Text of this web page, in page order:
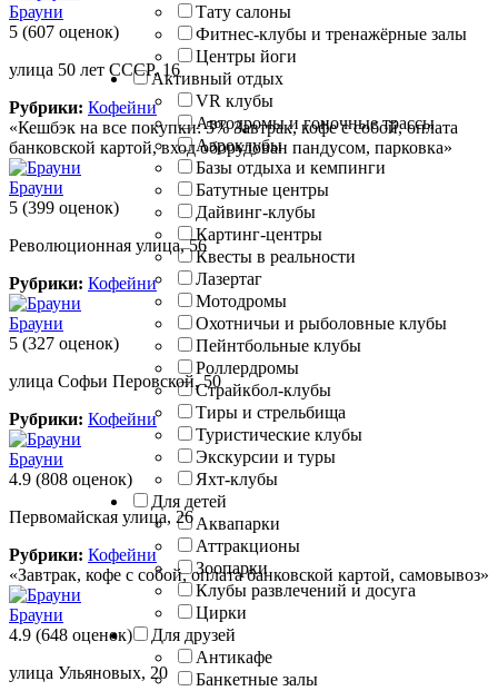
Тату салоны
Фитнес-клубы и тренажёрные залы
Центры йоги
Активный отдых
VR клубы
Автодромы и гоночные трассы
Аэроклубы
Базы отдыха и кемпинги
Батутные центры
Дайвинг-клубы
Картинг-центры
Квесты в реальности
Лазертаг
Мотодромы
Охотничьи и рыболовные клубы
Пейнтбольные клубы
Роллердромы
Страйкбол-клубы
Тиры и стрельбища
Туристические клубы
Экскурсии и туры
Яхт-клубы
Для детей
Аквапарки
Аттракционы
Зоопарки
Клубы развлечений и досуга
Цирки
Для друзей
Антикафе
Банкетные залы
Брауни
5 (607 оценок)
улица 50 лет СССР, 16
Рубрики: Кофейни
«Кешбэк на все покупки: 5% Завтрак, кофе с собой, оплата
банковской картой, вход оборудован пандусом, парковка»
Брауни
5 (399 оценок)
Революционная улица, 56
Рубрики: Кофейни
Брауни
5 (327 оценок)
улица Софьи Перовской, 50
Рубрики: Кофейни
Брауни
4.9 (808 оценок)
Первомайская улица, 26
Рубрики: Кофейни
«Завтрак, кофе с собой, оплата банковской картой, самовывоз»
Брауни
4.9 (648 оценок)
улица Ульяновых, 20